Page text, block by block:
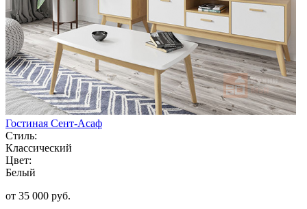
Гостиная Сент-Асаф
Стиль:
Классический
Цвет:
Белый
от 35 000 руб.